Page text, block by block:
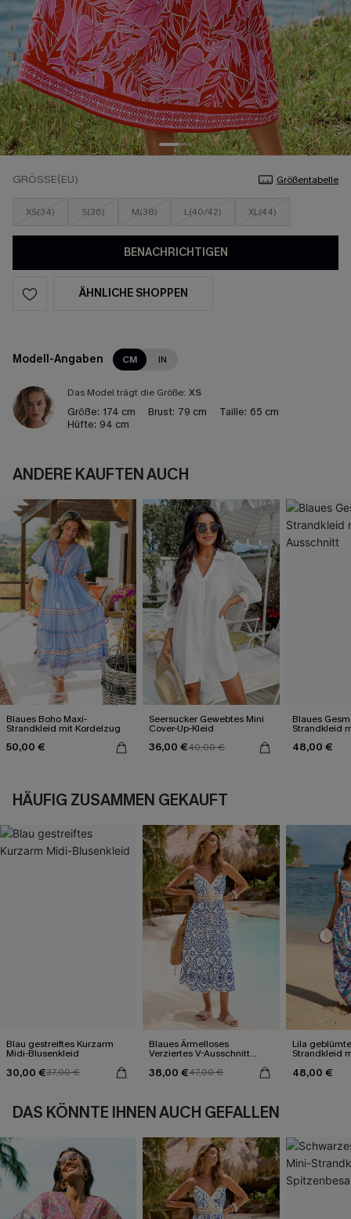
GRÖSSE(EU) Größentabelle
XS(34) S(36) M(38) L(40/42) XL(44)
BENACHRICHTIGEN
ÄHNLICHE SHOPPEN
Modell-Angaben CM IN
Das Model trägt die Größe: XS
Größe: 174 cm Brust: 79 cm Taille: 65 cm
Hüfte: 94 cm
ANDERE KAUFTEN AUCH
Blaues Boho Maxi-
Strandkleid mit Kordelzug
50,00 €
Seersucker Gewebtes Mini
Cover-Up-Kleid
36,00 €40,00 €
Blaues
Strandkleid
48,00 €
HÄUFIG ZUSAMMEN GEKAUFT
Blau gestreiftes Kurzarm
Midi-Blusenkleid
30,00 €37,00 €
Blaues Ärmelloses
Verziertes V-Ausschnitt
38,00 €47,00 €
Lila
Strandkleid
48,00 €
DAS KÖNNTE IHNEN AUCH GEFALLEN